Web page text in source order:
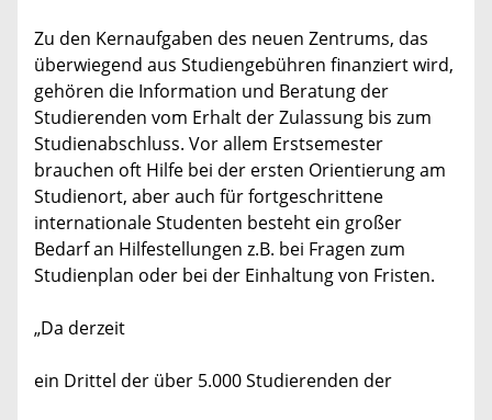
Zu den Kernaufgaben des neuen Zentrums, das
überwiegend aus Studiengebühren finanziert wird,
gehören die Information und Beratung der
Studierenden vom Erhalt der Zulassung bis zum
Studienabschluss. Vor allem Erstsemester
brauchen oft Hilfe bei der ersten Orientierung am
Studienort, aber auch für fortgeschrittene
internationale Studenten besteht ein großer
Bedarf an Hilfestellungen z.B. bei Fragen zum
Studienplan oder bei der Einhaltung von Fristen.
„Da derzeit
ein Drittel der über 5.000 Studierenden der